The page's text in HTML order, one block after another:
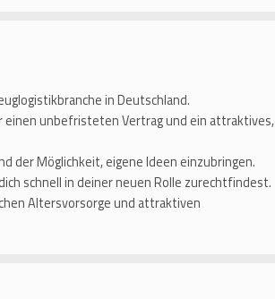
in Deutschland.
unbefristeten Vertrag und ein attraktives,
der Möglichkeit, eigene Ideen einzubringen.
schnell in deiner neuen Rolle zurechtfindest.
Altersvorsorge und attraktiven